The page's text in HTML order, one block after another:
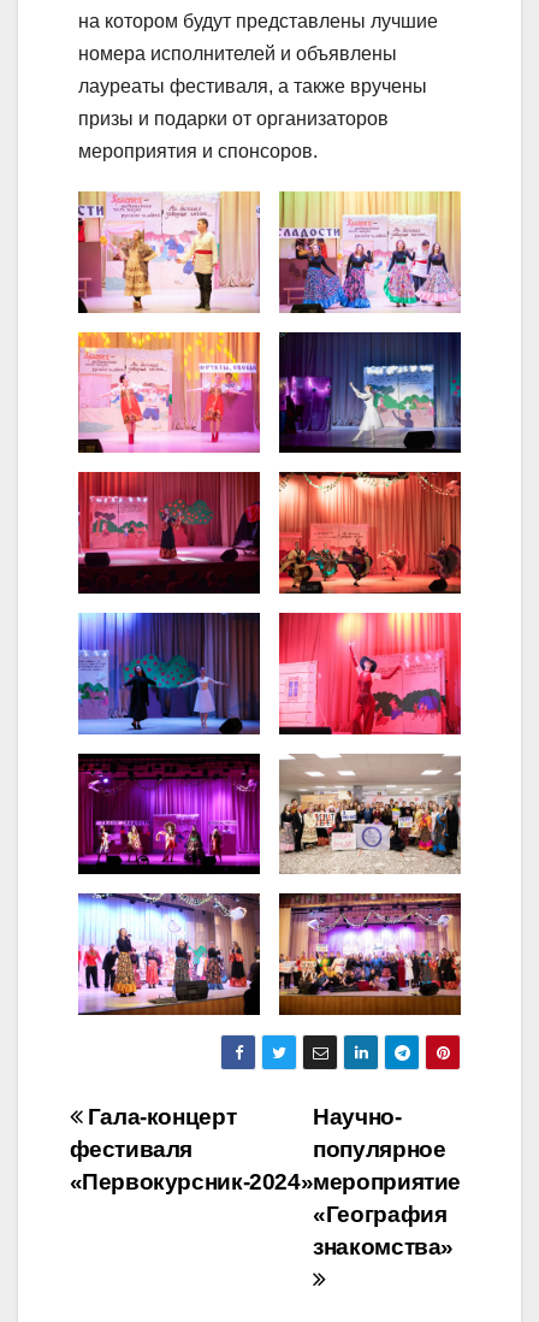
на котором будут представлены лучшие
номера исполнителей и объявлены
лауреаты фестиваля, а также вручены
призы и подарки от организаторов
мероприятия и спонсоров.
Навигация
по
Научно-
популярное
мероприятие
«География
знакомства»
Гала-концерт
фестиваля
«Первокурсник-2024»